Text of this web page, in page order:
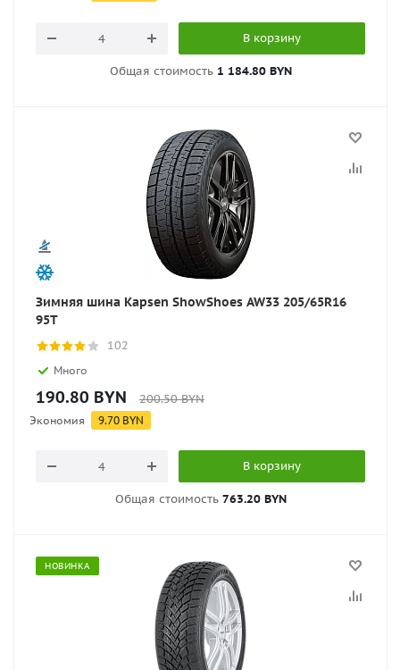
В корзину
Общая стоимость 1 184.80 BYN
Зимняя шина Kapsen ShowShoes AW33 205/65R16
95T
102
Много
190.80 BYN 200.50BYN
Экономия 9.70 BYN
В корзину
Общая стоимость 763.20 BYN
НОВИНКА